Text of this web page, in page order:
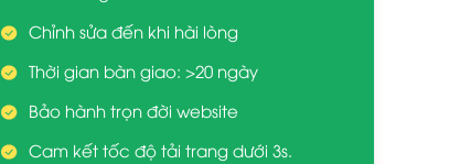
Chỉnh sửa đến khi hài lòng
Thời gian bàn giao: >20 ngày
Bảo hành trọn đời website
Cam kết tốc độ tải trang dưới 3s.